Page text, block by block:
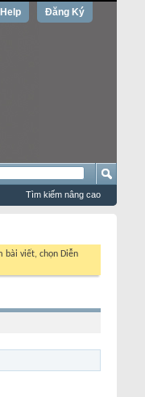
Đăng Ký
Help
Tìm kiếm nâng cao
bài viết, chọn Diễn